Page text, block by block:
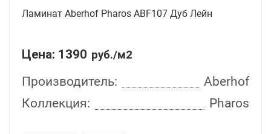
Ламинат Aberhof Pharos ABF107 Дуб Лейн
Цена: 1390 руб./м2
Производитель:
Aberhof
Коллекция:
Pharos